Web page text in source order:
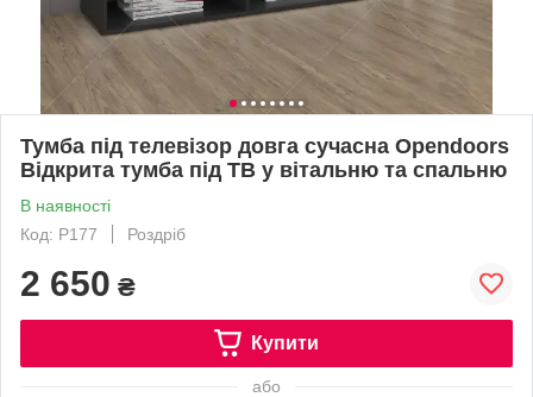
Тумба під телевізор довга сучасна Opendoors
Відкрита тумба під ТВ у вітальню та спальню
В наявності
Код: P177
Роздріб
2 650 ₴
Купити
або